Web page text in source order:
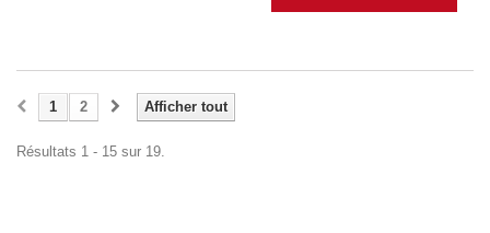
Afficher tout
1 2
Résultats 1 - 15 sur 19.